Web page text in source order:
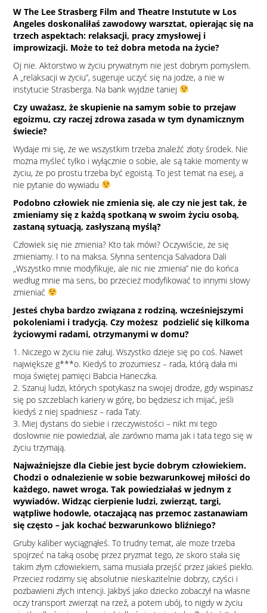
W The Lee Strasberg Film and Theatre Instutute w Los
Angeles doskonaliłaś zawodowy warsztat, opierając się na
trzech aspektach: relaksacji, pracy zmysłowej i
improwizacji. Może to też dobra metoda na życie?
Oj nie. Aktorstwo w życiu prywatnym nie jest dobrym pomysłem.
A „relaksacji w życiu”, sugeruje uczyć się na jodze, a nie w
instytucie Strasberga. Na bank wyjdzie taniej
Czy uważasz, że skupienie na samym sobie to przejaw
egoizmu, czy raczej zdrowa zasada w tym dynamicznym
świecie?
Wydaje mi się, że we wszystkim trzeba znaleźć złoty środek. Nie
można myśleć tylko i wyłącznie o sobie, ale są takie momenty w
życiu, że po prostu trzeba być egoistą. To jest temat na esej, a
nie pytanie do wywiadu
Podobno człowiek nie zmienia się, ale czy nie jest tak, że
zmieniamy się z każdą spotkaną w swoim życiu osobą,
zastaną sytuacją, zasłyszaną myślą?
Człowiek się nie zmienia? Kto tak mówi? Oczywiście, że się
zmieniamy. I to na maksa. Słynna sentencja Salvadora Dali
„Wszystko mnie modyfikuje, ale nic nie zmienia” nie do końca
według mnie ma sens, bo przecież modyfikować to innymi słowy
zmieniać
Jesteś chyba bardzo związana z rodziną, wcześniejszymi
pokoleniami i tradycją. Czy możesz podzielić się kilkoma
życiowymi radami, otrzymanymi w domu?
1. Niczego w życiu nie żałuj. Wszystko dzieje się po coś. Nawet
największe g***o. Kiedyś to zrozumiesz – rada, którą dała mi
moja świętej pamięci Babcia Haneczka.
2. Szanuj ludzi, których spotykasz na swojej drodze, gdy wspinasz
się po szczeblach kariery w górę, bo będziesz ich mijać, jeśli
kiedyś z niej spadniesz – rada Taty.
3. Miej dystans do siebie i rzeczywistości – nikt mi tego
dosłownie nie powiedział, ale zarówno mama jak i tata tego się w
życiu trzymają.
Najważniejsze dla Ciebie jest bycie dobrym człowiekiem.
Chodzi o odnalezienie w sobie bezwarunkowej miłości do
każdego, nawet wroga. Tak powiedziałaś w jednym z
wywiadów. Widząc cierpienie ludzi, zwierząt, targi,
wątpliwe hodowle, otaczającą nas przemoc zastanawiam
się często – jak kochać bezwarunkowo bliźniego?
Gruby kaliber wyciągnąłeś. To trudny temat, ale może trzeba
spojrzeć na taką osobę przez pryzmat tego, że skoro stała się
takim złym człowiekiem, sama musiała przejść przez jakieś piekło.
Przecież rodzimy się absolutnie nieskazitelnie dobrzy, czyści i
pozbawieni złych intencji. Jakbyś jako dziecko zobaczył na własne
oczy transport zwierząt na rzeź, a potem ubój, to nigdy w życiu